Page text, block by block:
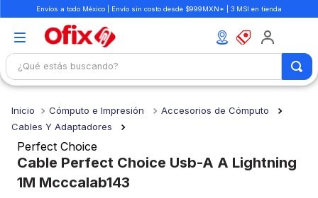
Envíos a todo México | Envío sin costo desde $999MXN* | 3 MSI en tienda
¿Qué estás buscando?
Cómputo e Impresión
Accesorios de Cómputo
Cables Y Adaptadores
Perfect Choice
Cable Perfect Choice Usb-A A Lightning
1M Mcccalab143
1.
mochilas
2
libretas
3.
cuaderno
4.
cuadernos